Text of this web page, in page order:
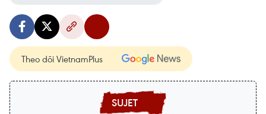
Theo dõi VietnamPlus